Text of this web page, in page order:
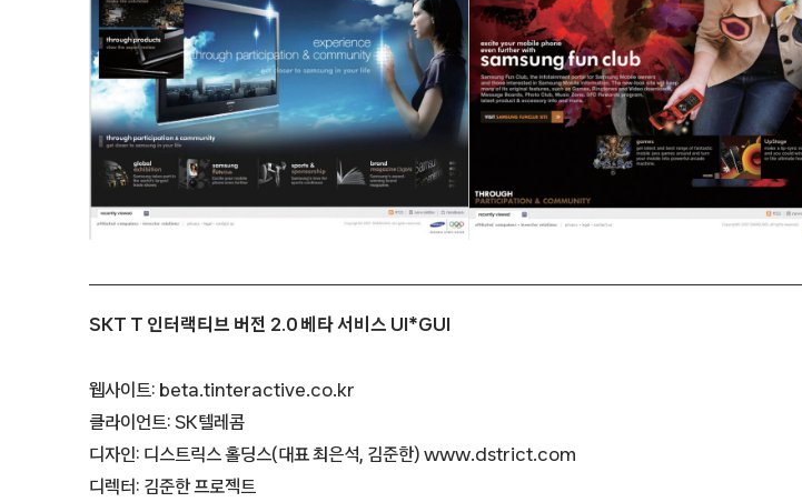
SKT T 인터랙티브 버전 2.0 베타 서비스 UI*GUI
웹사이트: beta.tinteractive.co.kr
클라이언트: SK텔레콤
디자인: 디스트릭스 홀딩스(대표 최은석, 김준한) www.dstrict.com
디렉터: 김준한 프로젝트